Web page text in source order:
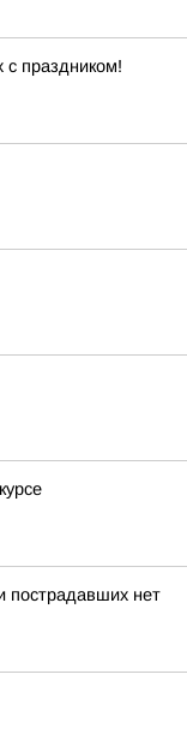
праздником!
пострадавших нет